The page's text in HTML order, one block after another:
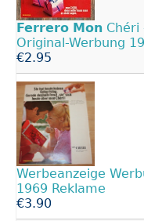
Ferrero Mon Chéri
Original-Werbung
€2.95
Werbeanzeige
1969 Reklame
€3.90